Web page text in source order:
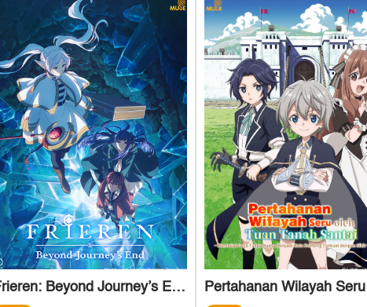
Frieren: Beyond Journey’s End